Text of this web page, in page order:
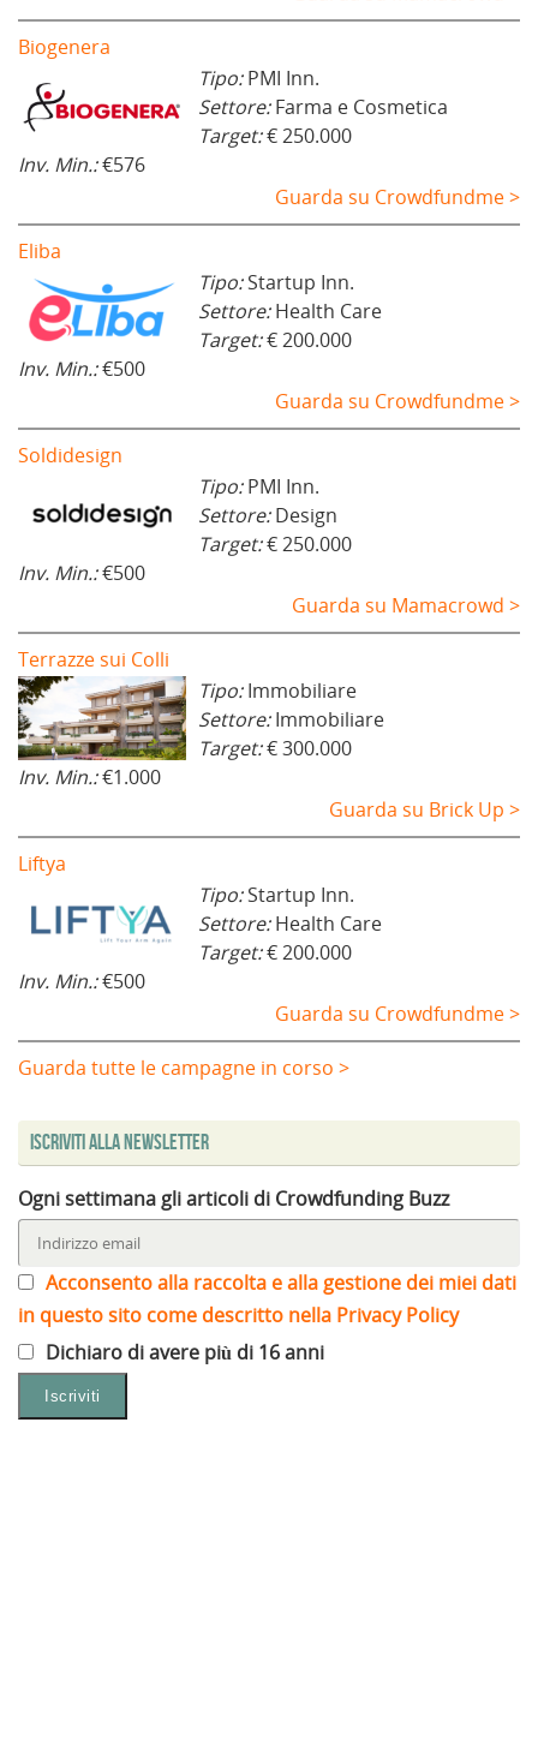
Biogenera
Tipo:PMI Inn.
Settore:Farma e Cosmetica
Target:€ 250.000
Inv. Min.:€576
Guarda su Crowdfundme >
Eliba
Tipo:Startup Inn.
Settore:Health Care
Target:€ 200.000
Inv. Min.:€500
Guarda su Crowdfundme >
Soldidesign
Tipo:PMI Inn.
Settore:Design
Target:€ 250.000
Inv. Min.:€500
Guarda su Mamacrowd >
Terrazze sui Colli
Tipo:Immobiliare
Settore:Immobiliare
Target:€ 300.000
Inv. Min.:€1.000
Guarda su Brick Up >
Liftya
Tipo:Startup Inn.
Settore:Health Care
Target:€ 200.000
Inv. Min.:€500
Guarda su Crowdfundme >
Guarda tutte le campagne in corso >
Iscriviti alla Newsletter
Ogni settimana gli articoli di Crowdfunding Buzz
Acconsento alla raccolta e alla gestione dei miei dati
in questo sito come descritto nella Privacy Policy
Dichiaro di avere più di 16 anni